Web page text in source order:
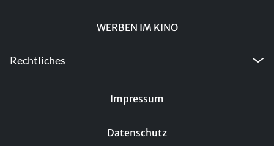
WERBEN IM KINO
Rechtliches
Impressum
Datenschutz